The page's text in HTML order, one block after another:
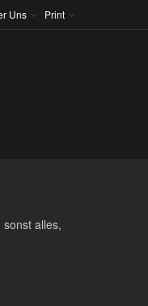
Uns Print
alles,